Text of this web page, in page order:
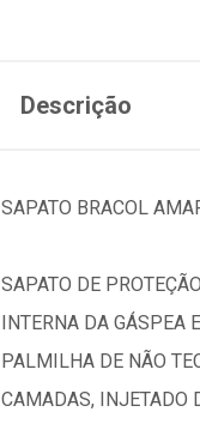
Descrição
SAPATO BRACOL
SAPATO DE
INTERNA DA GÁSPEA
PALMILHA DE NÃO
CAMADAS, INJETADO